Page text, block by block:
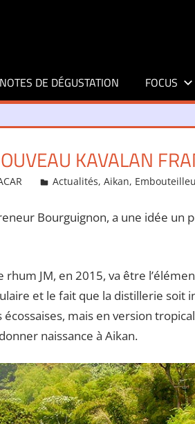
NOTES DE DÉGUSTATION FOCUS
KAVALAN
Actualités,Aikan,
Bourguignon, a une idée un
JM, en 2015, va être
et le fait que la distillerie soit
mais en version
naissance à Aikan.